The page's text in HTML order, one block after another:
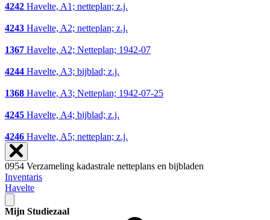
4242 Havelte, A1; netteplan; z.j.
4243 Havelte, A2; netteplan; z.j.
1367 Havelte, A2; Netteplan; 1942-07
4244 Havelte, A3; bijblad; z.j.
1368 Havelte, A3; Netteplan; 1942-07-25
4245 Havelte, A4; bijblad; z.j.
4246 Havelte, A5; netteplan; z.j.
0954 Verzameling kadastrale netteplans en bijbladen
Inventaris
Havelte
Mijn Studiezaal